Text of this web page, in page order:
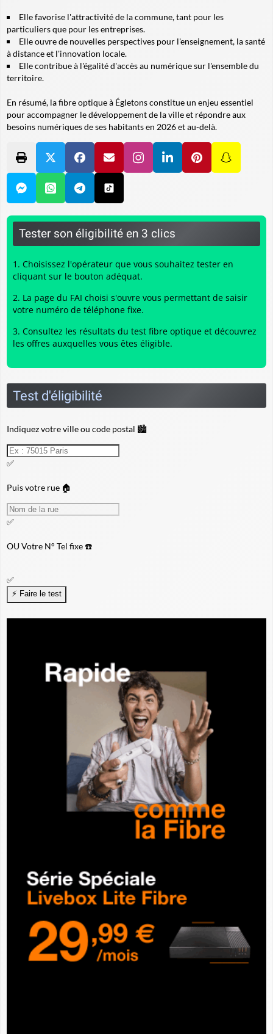
Elle favorise l'attractivité de la commune, tant pour les
particuliers que pour les entreprises.
Elle ouvre de nouvelles perspectives pour l'enseignement, la santé
à distance et l'innovation locale.
Elle contribue à l'égalité d'accès au numérique sur l'ensemble du
territoire.
En résumé, la fibre optique à Égletons constitue un enjeu essentiel
pour accompagner le développement de la ville et répondre aux
besoins numériques de ses habitants en 2026 et au-delà.
Tester son éligibilité en 3 clics
Choisissez l'opérateur que vous souhaitez tester en
cliquant sur le bouton adéquat.
La page du FAI choisi s'ouvre vous permettant de saisir
votre numéro de téléphone fixe.
Consultez les résultats du test fibre optique et découvrez
les offres auxquelles vous êtes éligible.
Test d'éligibilité
Indiquez votre ville ou code postal 🏙️
✅
Puis votre rue 🏠
✅
OUVotre N° Tel fixe ☎️
✅